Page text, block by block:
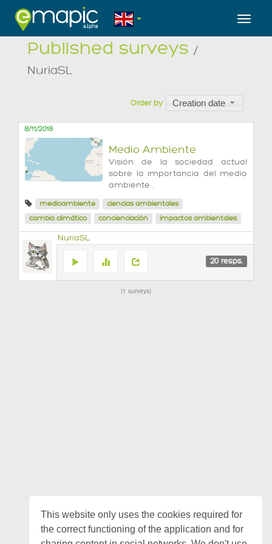
This website only uses the cookies required for
the correct functioning of the application and for
Published surveys /
NuriaSL
Order by Creation date
8/11/2018
Medio Ambiente
Visión de la sociedad actual
sobre la importancia del medio
ambiente .
medioambiente
ciencias ambientales
cambio climático
concienciación impactos ambientales
NuriaSL
20 resps.
1 surveys